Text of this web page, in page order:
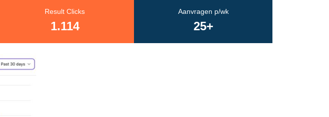
Result Clicks
1.114
Aanvragen p/wk
25+